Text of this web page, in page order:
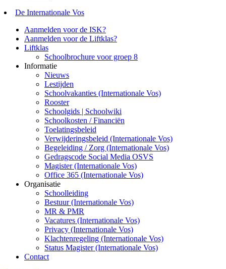
De Internationale Vos
Aanmelden voor de ISK?
Aanmelden voor de Liftklas?
Liftklas
Schoolbrochure voor groep 8
Informatie
Nieuws
Lestijden
Schoolvakanties (Internationale Vos)
Rooster
Schoolgids | Schoolwiki
Schoolkosten / Financiën
Toelatingsbeleid
Verwijderingsbeleid (Internationale Vos)
Begeleiding / Zorg (Internationale Vos)
Gedragscode Social Media OSVS
Magister (Internationale Vos)
Office 365 (Internationale Vos)
Organisatie
Schoolleiding
Bestuur (Internationale Vos)
MR & PMR
Vacatures (Internationale Vos)
Privacy (Internationale Vos)
Klachtenregeling (Internationale Vos)
Status Magister (Internationale Vos)
Contact